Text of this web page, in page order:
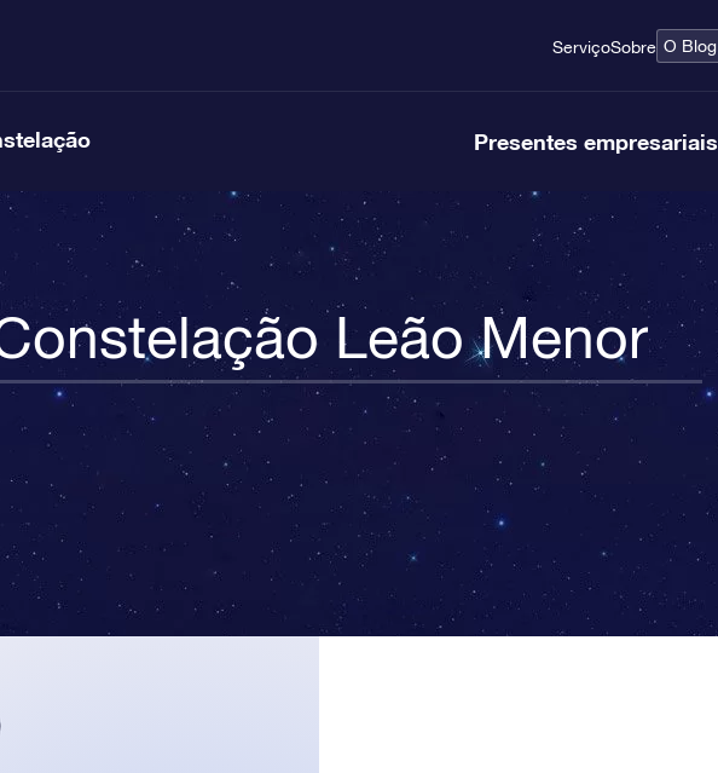
ServiçoSobre O Blog
Presentes empresariais
Leão Menor